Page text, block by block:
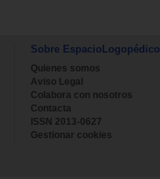
Sobre EspacioLogopédico
Quienes somos
Aviso Legal
Colabora con nosotros
Contacta
ISSN 2013-0627
Gestionar cookies